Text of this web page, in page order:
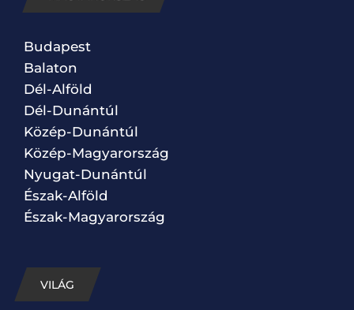
Budapest
Balaton
Dél-Alföld
Dél-Dunántúl
Közép-Dunántúl
Közép-Magyarország
Nyugat-Dunántúl
Észak-Alföld
Észak-Magyarország
VILÁG